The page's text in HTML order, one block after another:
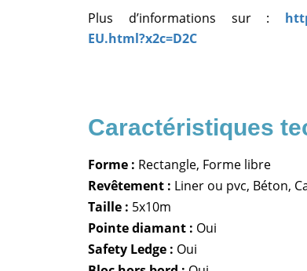
Plus d’informations sur :
EU.html?x2c=D2C
Forme : Rectangle, Forme libre
Revêtement : Liner ou pvc, Béton,
Taille : 5x10m
Pointe diamant : Oui
Safety Ledge : Oui